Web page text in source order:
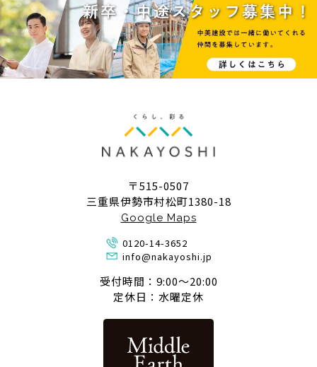
〒515-0507
三重県伊勢市村松町1380-18
Google Maps
0120-14-3652
info@nakayoshi.jp
受付時間：9:00〜20:00
定休日：水曜定休